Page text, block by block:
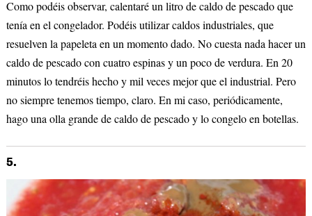
Como podéis observar, calentaré un litro de caldo de pescado que
tenía en el congelador. Podéis utilizar caldos industriales, que
resuelven la papeleta en un momento dado. No cuesta nada hacer un
caldo de pescado con cuatro espinas y un poco de verdura. En 20
minutos lo tendréis hecho y mil veces mejor que el industrial. Pero
no siempre tenemos tiempo, claro. En mi caso, periódicamente,
hago una olla grande de caldo de pescado y lo congelo en botellas.
5.